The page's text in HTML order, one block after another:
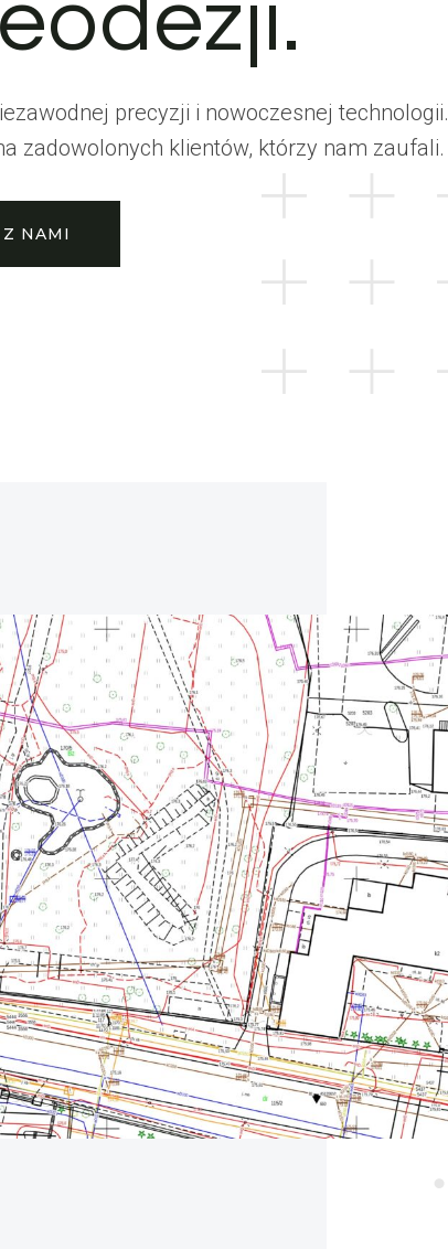
precyzji i nowoczesnej technologii.
zadowolonych klientów, którzy nam zaufali.
NAMI